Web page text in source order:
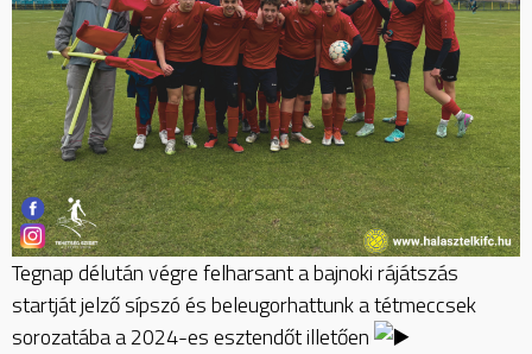
Tegnap délután végre felharsant a bajnoki rájátszás
startját jelző sípszó és beleugorhattunk a tétmeccsek
sorozatába a 2024-es esztendőt illetően